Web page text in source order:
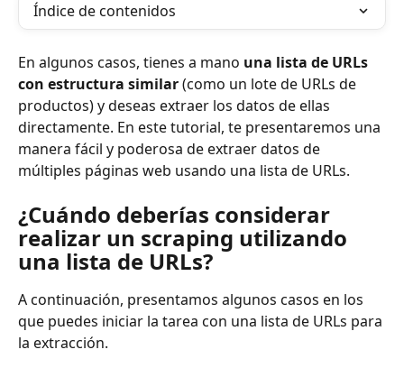
Índice de contenidos
En algunos casos, tienes a mano una lista de URLs
con estructura similar (como un lote de URLs de
productos) y deseas extraer los datos de ellas
directamente. En este tutorial, te presentaremos una
manera fácil y poderosa de extraer datos de
múltiples páginas web usando una lista de URLs.
¿Cuándo deberías considerar
realizar un scraping utilizando
una lista de URLs?
A continuación, presentamos algunos casos en los
que puedes iniciar la tarea con una lista de URLs para
la extracción.